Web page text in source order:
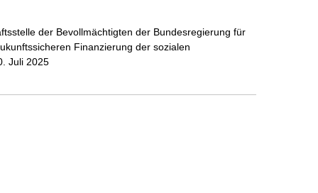
der Bevollmächtigten der Bundesregierung für
Finanzierung der sozialen
Juli 2025